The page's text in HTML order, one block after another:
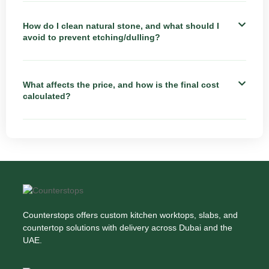
How do I clean natural stone, and what should I
avoid to prevent etching/dulling?
What affects the price, and how is the final cost
calculated?
Counterstops offers custom kitchen worktops, slabs, and
countertop solutions with delivery across Dubai and the
UAE.